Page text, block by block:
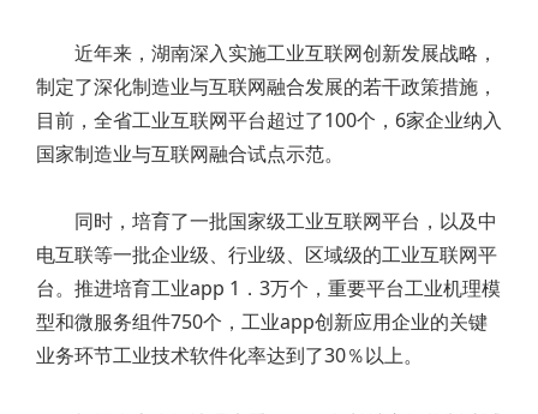
近年来，湖南深入实施工业互联网创新发展战略，
制定了深化制造业与互联网融合发展的若干政策措施，
目前，全省工业互联网平台超过了100个，6家企业纳入
国家制造业与互联网融合试点示范。
同时，培育了一批国家级工业互联网平台，以及中
电互联等一批企业级、行业级、区域级的工业互联网平
台。推进培育工业app 1．3万个，重要平台工业机理模
型和微服务组件750个，工业app创新应用企业的关键
业务环节工业技术软件化率达到了30％以上。